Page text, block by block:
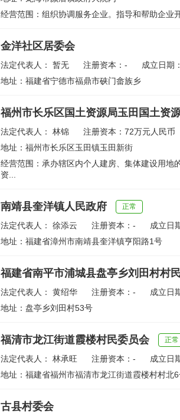
经营范围：组织协调服务企业。指导和帮助企业
金洋社区居委会
法定代表人：暂无 注册资本：-
成立日期：
地址：福建省宁德市福鼎市硖门畲族乡
福州市长乐区国土资源局玉田国土资
法定代表人：林锦 注册资本：72万元人民币
地址：福州市长乐区玉田镇玉田新街
经营范围：承办辖区内个人建房、集体建设用地
资...
南靖县奎洋镇人民政府 正常
法定代表人：徐添云 注册资本：-
成立日
地址：福建省漳州市南靖县奎洋镇亨阳路1号
福建省南平市浦城县盘亭乡刘田村村
法定代表人：黄绍华 注册资本：-
成立日
地址：盘亭乡刘田村53号
福清市龙江街道霞楼村民委员会 正常
法定代表人：林承旺 注册资本：-
成立日
地址：福建省福州市福清市龙江街道霞楼村村北
古县村委会